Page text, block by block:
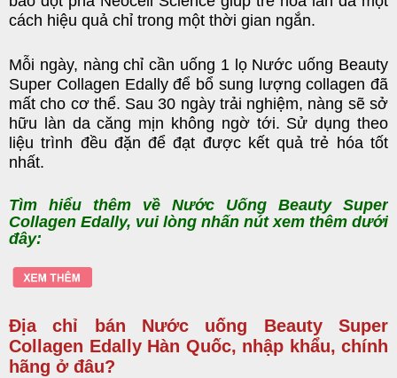
cách hiệu quả chỉ trong một thời gian ngắn.
Mỗi ngày, nàng chỉ cần uống 1 lọ Nước uống Beauty
Super Collagen Edallyđể bổ sung lượng collagen đã
mất cho cơ thể. Sau 30 ngày trải nghiệm, nàng sẽ sở
hữu làn da căng mịn không ngờ tới. Sử dụng theo
liệu trình đều đặn để đạt được kết quả trẻ hóa tốt
nhất.
Tìm hiểu thêm về Nước Uống Beauty Super
Collagen Edally, vui lòng nhấn nút xem thêm dưới
đây:
Địa chỉ bán Nước uống Beauty Super
Collagen Edally Hàn Quốc, nhập khẩu, chính
hãng ở đâu?